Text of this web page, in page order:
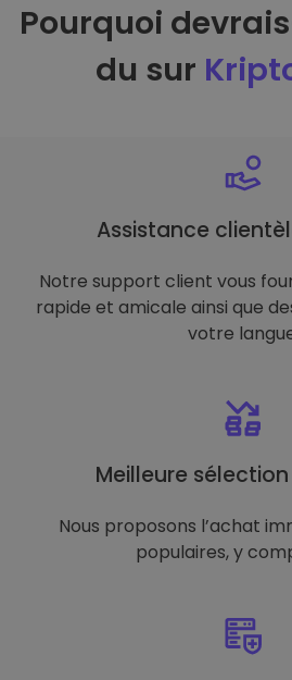
Pourquoi
du sur
Assistance
Notre support client vous
rapide et amicale ainsi que
votre
Meilleure
Nous proposons l’achat
populaires, y